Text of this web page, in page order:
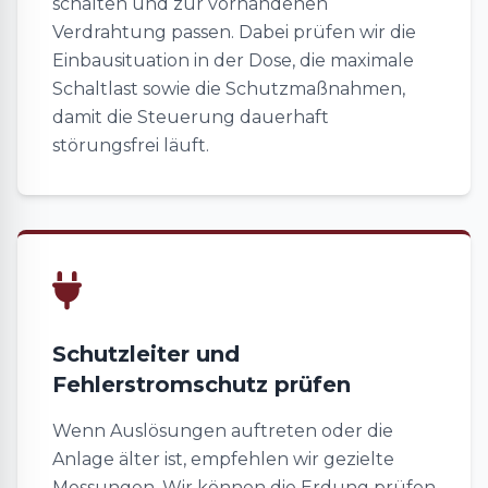
Verdrahtung passen. Dabei prüfen wir die
Einbausituation in der Dose, die maximale
Schaltlast sowie die Schutzmaßnahmen,
damit die Steuerung dauerhaft
störungsfrei läuft.
Schutzleiter und
Fehlerstromschutz prüfen
Wenn Auslösungen auftreten oder die
Anlage älter ist, empfehlen wir gezielte